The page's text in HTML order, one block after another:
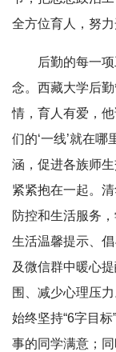
全方位育人，努
后勤的每一
念。西藏大学后
情，育人有爱，
们的‘一线’就在哪
涵，促进各族师
紧紧抱在一起。
防控和生活服务
生活温馨提示、
及微信群中暖心
围、减少心理压
始终坚持“6字目
事的同学满意；